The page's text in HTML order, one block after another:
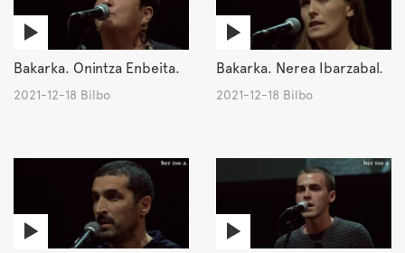
Bakarka. Onintza Enbeita.
2021-12-18 Bilbo
Bakarka. Nerea Ibarzabal.
2021-12-18 Bilbo